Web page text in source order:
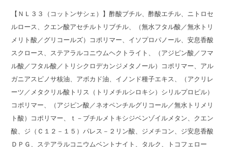
【ＮＬ３３（コットンサシェ）】酢酸ブチル、酢酸エチル、ニトロセ
ルロース、クエン酸アセチルトリブチル、（無水フタル酸／無水トリ
メリト酸／グリコールズ）コポリマー、イソプロパノール、安息香酸
スクロース、ステアラルコニウムヘクトライト、（アジピン酸／フマ
ル酸／フタル酸／トリシクロデカンジメタノール）コポリマー、アル
ガニアスピノサ核油、アボカド油、イノンド種子エキス、（アクリレ
ーツ／メタクリル酸トリス（トリメチルシロキシ）シリルプロピル）
コポリマー、（アジピン酸／ネオペンチルグリコール／無水トリメリ
ト酸）コポリマー、ｔ－ブチルメトキシジベンゾイルメタン、クエン
酸、ジ（Ｃ１２－１５）パレス－２リン酸、ジメチコン、ジ安息香酸
ＤＰＧ、ステアラルコニウムベントナイト、タルク、トコフェロー